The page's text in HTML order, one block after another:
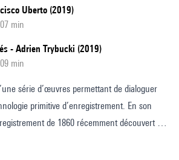
Uberto (2019)
min
- Adrien Trybucki (2019)
min
série d’œuvres permettant de dialoguer
primitive d’enregistrement. En son
de 1860 récemment découvert par
de la lune sur son phonautographe.